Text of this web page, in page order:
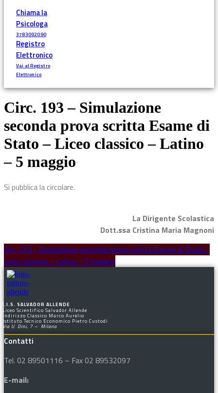
Chiama la
Psicologa
3783092090
Registro
Elettronico
Vai al Registro
Elettronico
Circ. 193 – Simulazione
seconda prova scritta Esame di
Stato – Liceo classico – Latino
– 5 maggio
Si pubblica la circolare.
La Dirigente Scolastica
Dott.ssa Cristina Maria Magnoni
Circ. 193 - Simulazione seconda prova scritta Esame di Stato -
Liceo classico - Latino - 5 maggio
I.I.S. SALVADOR ALLENDE
Liceo Scientifico Salvador Allende
Indirizzo Classico Marco Aurelio
Istituto Tecnico Economico Pietro Custodi
Via U. Dini, 7 – Milano
Contatti
Tel. 02 89501116 – Fax 02 89532097
E-mail: